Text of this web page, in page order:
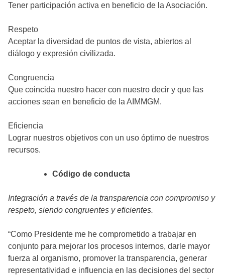
Tener participación activa en beneficio de la Asociación.
Respeto
Aceptar la diversidad de puntos de vista, abiertos al
diálogo y expresión civilizada.
Congruencia
Que coincida nuestro hacer con nuestro decir y que las
acciones sean en beneficio de la AIMMGM.
Eficiencia
Lograr nuestros objetivos con un uso óptimo de nuestros
recursos.
Código de conducta
Integración a través de la transparencia con compromiso y
respeto, siendo congruentes y eficientes.
“Como Presidente me he comprometido a trabajar en
conjunto para mejorar los procesos internos, darle mayor
fuerza al organismo, promover la transparencia, generar
representatividad e influencia en las decisiones del sector